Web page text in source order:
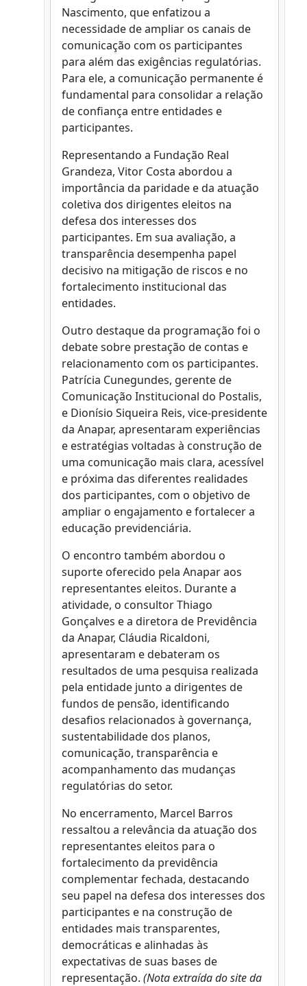
Nascimento, que enfatizou a
necessidade de ampliar os canais de
comunicação com os participantes
para além das exigências regulatórias.
Para ele, a comunicação permanente é
fundamental para consolidar a relação
de confiança entre entidades e
participantes.
Representando a Fundação Real
Grandeza, Vitor Costa abordou a
importância da paridade e da atuação
coletiva dos dirigentes eleitos na
defesa dos interesses dos
participantes. Em sua avaliação, a
transparência desempenha papel
decisivo na mitigação de riscos e no
fortalecimento institucional das
entidades.
Outro destaque da programação foi o
debate sobre prestação de contas e
relacionamento com os participantes.
Patrícia Cunegundes, gerente de
Comunicação Institucional do Postalis,
e Dionísio Siqueira Reis, vice-presidente
da Anapar, apresentaram experiências
e estratégias voltadas à construção de
uma comunicação mais clara, acessível
e próxima das diferentes realidades
dos participantes, com o objetivo de
ampliar o engajamento e fortalecer a
educação previdenciária.
O encontro também abordou o
suporte oferecido pela Anapar aos
representantes eleitos. Durante a
atividade, o consultor Thiago
Gonçalves e a diretora de Previdência
da Anapar, Cláudia Ricaldoni,
apresentaram e debateram os
resultados de uma pesquisa realizada
pela entidade junto a dirigentes de
fundos de pensão, identificando
desafios relacionados à governança,
sustentabilidade dos planos,
comunicação, transparência e
acompanhamento das mudanças
regulatórias do setor.
No encerramento, Marcel Barros
ressaltou a relevância da atuação dos
representantes eleitos para o
fortalecimento da previdência
complementar fechada, destacando
seu papel na defesa dos interesses dos
participantes e na construção de
entidades mais transparentes,
democráticas e alinhadas às
expectativas de suas bases de
representação. (Nota extraída do site da